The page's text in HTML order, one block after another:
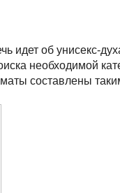
идет об унисекс-
необходимой
составлены